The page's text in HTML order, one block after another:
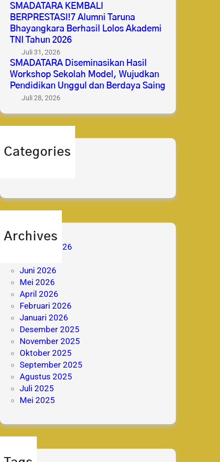
SMADATARA KEMBALI
BERPRESTASI!7 Alumni Taruna
Bhayangkara Berhasil Lolos Akademi
TNI Tahun 2026
Juli 31, 2026
SMADATARA Diseminasikan Hasil
Workshop Sekolah Model, Wujudkan
Pendidikan Unggul dan Berdaya Saing
Juli 28, 2026
Categories
Archives
Agustus 2026
Juni 2026
Mei 2026
April 2026
Februari 2026
Januari 2026
Desember 2025
November 2025
Oktober 2025
September 2025
Agustus 2025
Juli 2025
Mei 2025